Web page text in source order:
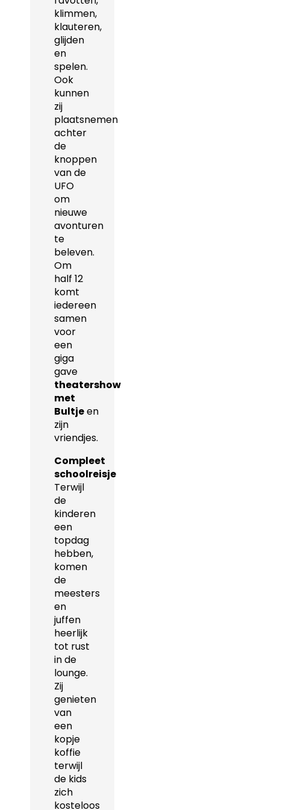
klimmen,
klauteren,
glijden
en
spelen.
Ook
kunnen
zij
plaatsnemen
achter
de
knoppen
van de
UFO
om
nieuwe
avonturen
te
beleven.
Om
half 12
komt
iedereen
samen
voor
een
giga
gave
theatershow
met
Bultjeen
zijn
vriendjes.
Compleet
schoolreisje
Terwijl
de
kinderen
een
topdag
hebben,
komen
de
meesters
en
juffen
heerlijk
tot rust
in de
lounge.
Zij
genieten
van
een
kopje
koffie
terwijl
de kids
zich
kosteloos